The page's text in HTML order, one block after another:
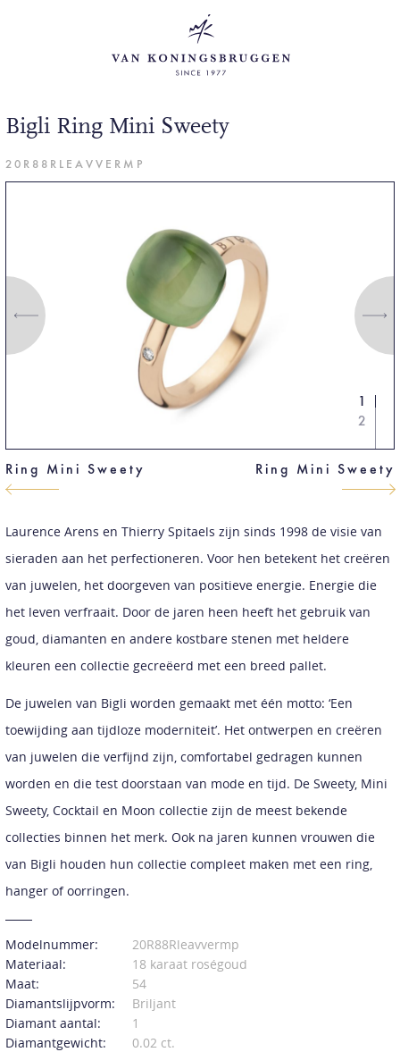
Bigli Ring Mini Sweety
20R88RLEAVVERMP
1
2
Ring Mini Sweety Ring Mini Sweety
Laurence Arens en Thierry Spitaels zijn sinds 1998 de visie van
sieraden aan het perfectioneren. Voor hen betekent het creëren
van juwelen, het doorgeven van positieve energie. Energie die
het leven verfraait. Door de jaren heen heeft het gebruik van
goud, diamanten en andere kostbare stenen met heldere
kleuren een collectie gecreëerd met een breed pallet.
De juwelen van Bigli worden gemaakt met één motto: ‘Een
toewijding aan tijdloze moderniteit’. Het ontwerpen en creëren
van juwelen die verfijnd zijn, comfortabel gedragen kunnen
worden en die test doorstaan van mode en tijd. De Sweety, Mini
Sweety, Cocktail en Moon collectie zijn de meest bekende
collecties binnen het merk. Ook na jaren kunnen vrouwen die
van Bigli houden hun collectie compleet maken met een ring,
hanger of oorringen.
Modelnummer:
20R88Rleavvermp
Materiaal:
18 karaat roségoud
Maat:
54
Diamantslijpvorm:
Briljant
Diamant aantal:
1
Diamantgewicht:
0.02 ct.